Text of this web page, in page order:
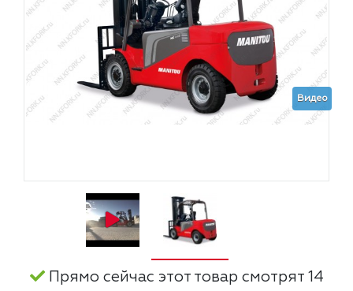
Видео
Прямо сейчас этот товар смотрят 14